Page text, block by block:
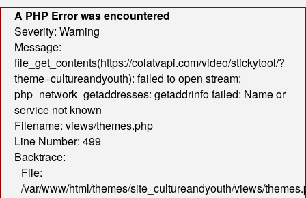
A PHP Error was encountered
Severity: Warning
Message:
file_get_contents(https://colatvapi.com/video/stickytool/?
theme=cultureandyouth): failed to open stream:
php_network_getaddresses: getaddrinfo failed: Name or
service not known
Filename: views/themes.php
Line Number: 499
Backtrace:
File:
/var/www/html/themes/site_cultureandyouth/views/